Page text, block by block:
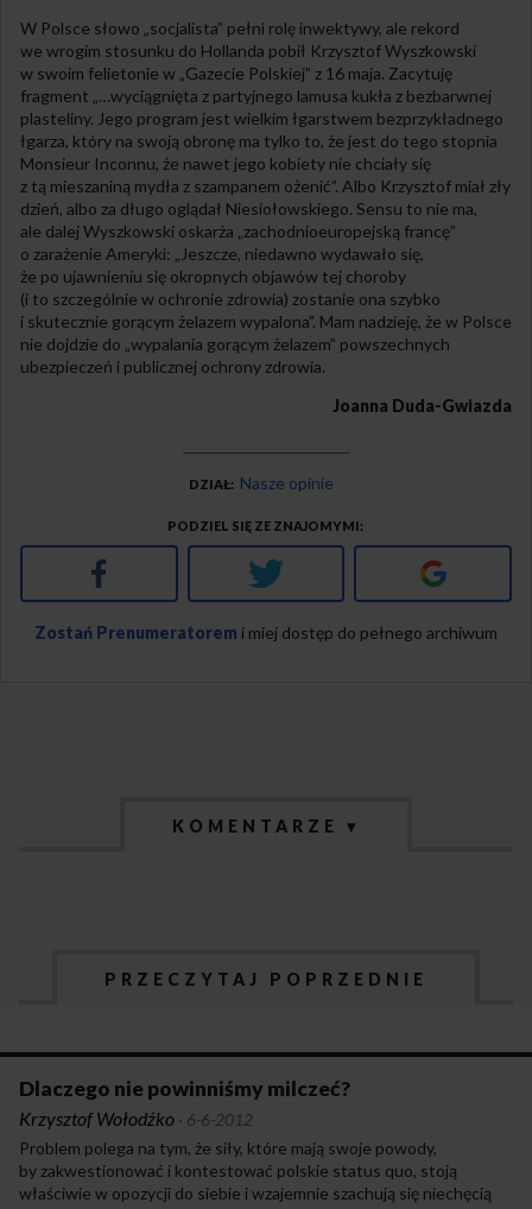
W Polsce słowo „socjalista” pełni rolę inwektywy, ale rekord
we wrogim stosunku do Hollanda pobił Krzysztof Wyszkowski
w swoim felietonie w „Gazecie Polskiej” z 16 maja. Zacytuję
fragment „…wyciągnięta z partyjnego lamusa kukła z bezbarwnej
plasteliny. Jego program jest wielkim łgarstwem bezprzykładnego
łgarza, który na swoją obronę ma tylko to, że jest do tego stopnia
Monsieur Inconnu, że nawet jego kobiety nie chciały się
z tą mieszaniną mydła z szampanem ożenić”. Albo Krzysztof miał zły
dzień, albo za długo oglądał Niesiołowskiego. Sensu to nie ma,
ale dalej Wyszkowski oskarża „zachodnioeuropejską francę”
o zarażenie Ameryki: „Jeszcze, niedawno wydawało się,
że po ujawnieniu się okropnych objawów tej choroby
(i to szczególnie w ochronie zdrowia) zostanie ona szybko
i skutecznie gorącym żelazem wypalona”. Mam nadzieję, że w Polsce
nie dojdzie do „wypalania gorącym żelazem” powszechnych
ubezpieczeń i publicznej ochrony zdrowia.
Joanna Duda-Gwiazda
DZIAŁ Nasze opinie
PODZIEL SIĘ ZE ZNAJOMYMI
Facebook Twitter Google+
Zostań Prenumeratorem i miej dostęp do pełnego archiwum
KOMENTARZE ▾
PRZECZYTAJ POPRZEDNIE
Dlaczego nie powinniśmy milczeć?
Krzysztof Wołodźko · 6-6-2012
Problem polega na tym, że siły, które mają swoje powody,
by zakwestionować i kontestować polskie status quo, stoją
właściwie w opozycji do siebie i wzajemnie szachują się niechęcią